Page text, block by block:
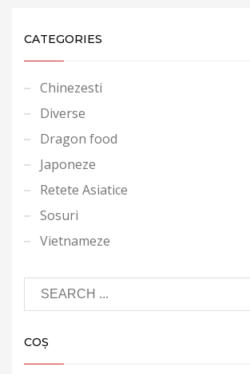
CATEGORIES
Chinezesti
Diverse
Dragon food
Japoneze
Retete Asiatice
Sosuri
Vietnameze
COȘ